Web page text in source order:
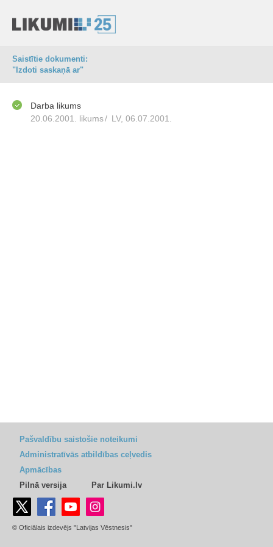
Saistītie dokumenti:
"Izdoti saskaņā ar"
Darba likums
20.06.2001. likums/ LV, 06.07.2001.
Pašvaldību saistošie noteikumi
Administratīvās atbildības ceļvedis
Apmācības
Pilnā versija
Par Likumi.lv
© Oficiālais izdevējs "Latvijas Vēstnesis"